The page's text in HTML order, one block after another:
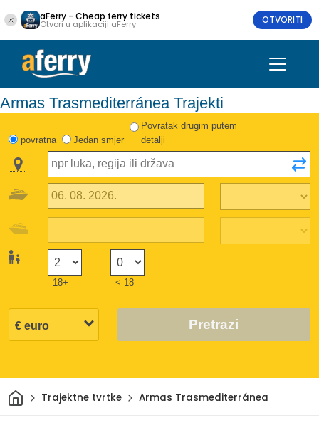
aFerry - Cheap ferry tickets
Otvori u aplikaciji aFerry OTVORITI
Armas Trasmediterránea Trajekti
povratna Jedan smjer
Povratak drugim putem
detalji
18+ < 18
Pretrazi
DomTrajektne tvrtke Armas Trasmediterránea